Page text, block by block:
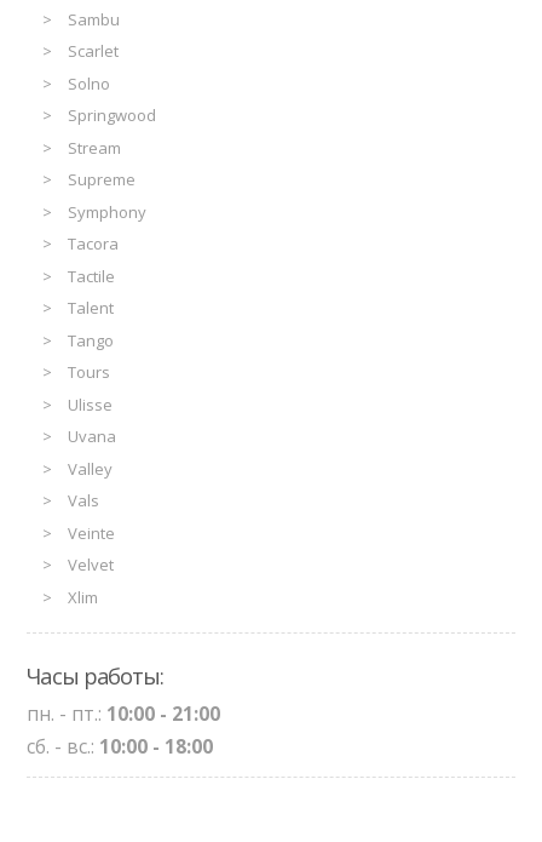
Sambu
Scarlet
Solno
Springwood
Stream
Supreme
Symphony
Tacora
Tactile
Talent
Tango
Tours
Ulisse
Uvana
Valley
Vals
Veinte
Velvet
Xlim
Часы работы:
пн. - пт.: 10:00 - 21:00
сб. - вс.: 10:00 - 18:00